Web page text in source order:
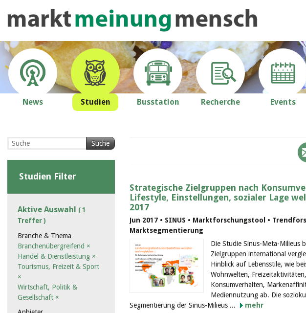
News Studien Busstation Recherche Events
Strategische Zielgruppen nach
Lifestyle, Einstellungen, sozialer Lage
2017
Jun 2017 • SINUS • Marktforschungstool •
Marktsegmentierung
Die Studie Sinus-Meta-Milieus
Zielgruppen international
Hinblick auf Lebensstile, wie
Wohnwelten, Freizeitaktivitäten,
Konsumverhalten,
Mediennutzung ab. Die
Segmentierung der Sinus-Milieus ...
mehr
Suche
Studien Filter
Aktive Auswahl ( 1
Treffer )
Branche & Thema
Branchenübergreifend ×
Handel & Dienstleistung ×
Tourismus, Freizeit & Sport
×
Wirtschaft, Politik &
Gesellschaft ×